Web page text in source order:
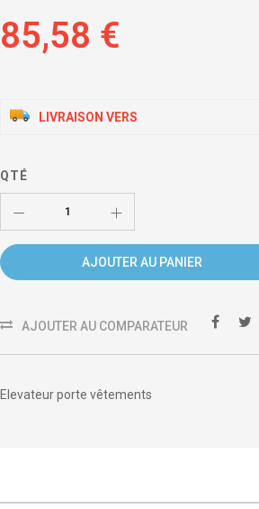
85,58 €
LIVRAISON VERS
QTÉ
AJOUTER AU PANIER
AJOUTER AU COMPARATEUR
Elevateur porte vêtements